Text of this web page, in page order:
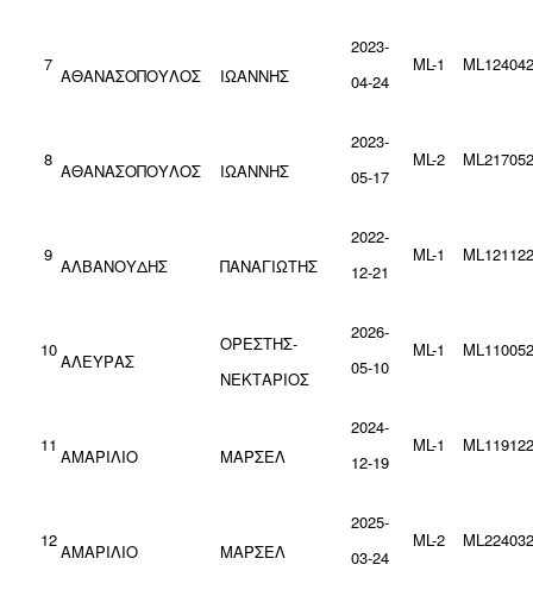
7
ΑΘΑΝΑΣΟΠΟΥΛΟΣ ΙΩΑΝΝΗΣ
2023-
04-24
ML-1
8
ΑΘΑΝΑΣΟΠΟΥΛΟΣ ΙΩΑΝΝΗΣ
2023-
05-17
ML-2
9
ΑΛΒΑΝΟΥΔΗΣ ΠΑΝΑΓΙΩΤΗΣ
2022-
12-21
ML-1
10
ΑΛΕΥΡΑΣ
ΟΡΕΣΤΗΣ-
ΝΕΚΤΑΡΙΟΣ
2026-
05-10
ML-1
11
ΑΜΑΡΙΛΙΟ ΜΑΡΣΕΛ
2024-
12-19
ML-1
12
ΑΜΑΡΙΛΙΟ ΜΑΡΣΕΛ
2025-
03-24
ML-2